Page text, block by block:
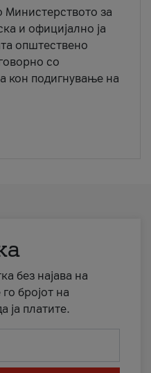
Министерството за
и официјално ја
општествено
со
кон подигнување на
без најава на
бројот на
ја платите.